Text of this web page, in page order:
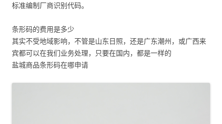
标准编制厂商识别代码。
条形码的费用是多少
其实不受地域影响，不管是山东日照，还是广东潮州，或广西来
宾都可以在我们业务处理，只要在国内，都是一样的
盐城商品条形码在哪申请